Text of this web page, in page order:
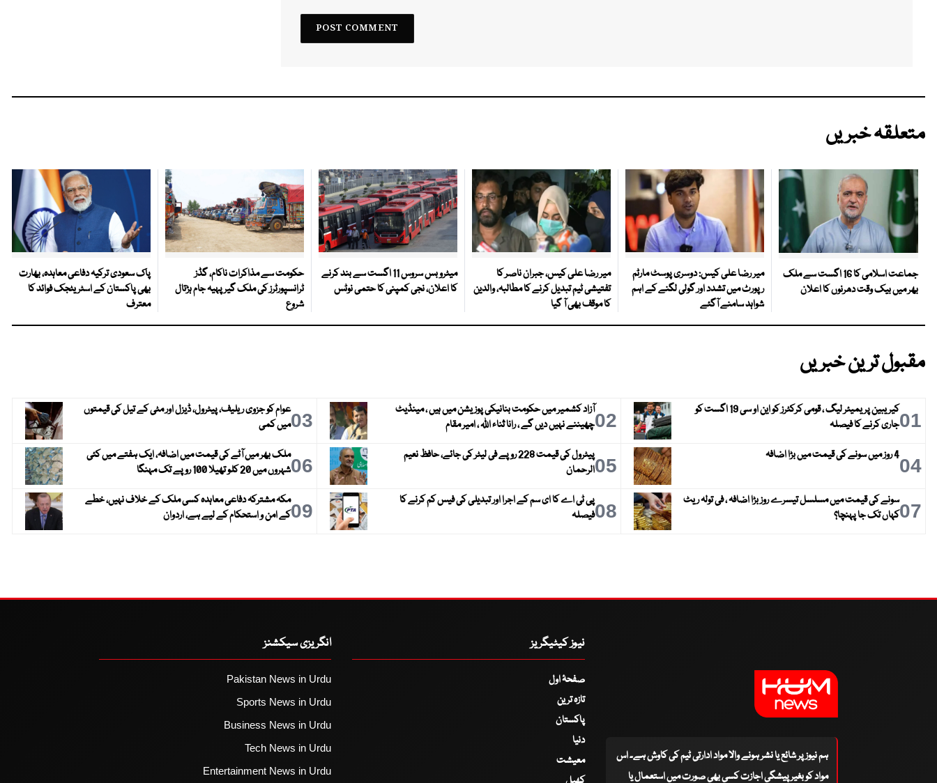
متعلقہ خبریں
جماعت اسلامی کا 16 اگست سے ملک
بھر میں بیک وقت دھرنوں کا اعلان
میر رضا علی کیس: دوسری پوسٹ مارٹم
رپورٹ میں تشدد اور گولی لگنے کے اہم
شواہد سامنے آگئے
میر رضا علی کیس، جبران ناصر کا
تفتیشی ٹیم تبدیل کرنے کا مطالبہ، والدین
کا موقف بھی آ گیا
میٹرو بس سروس 11 اگست سے بند کرنے
کا اعلان، نجی کمپنی کا حتمی نوٹس
حکومت سے مذاکرات ناکام، گڈز
ٹرانسپورٹرز کی ملک گیر پہیہ جام ہڑتال
شروع
پاک سعودی ترکیہ دفاعی معاہدہ، بھارت
بھی پاکستان کے اسٹریٹجک فوائد کا
معترف
مقبول ترین خبریں
01
کیریبین پریمیئر لیگ ، قومی کرکٹرز کو این او سی 19 اگست کو
جاری کرنے کا فیصلہ
02آزاد کشمیر میں حکومت بنانیکی پوزیشن میں ہیں ، مینڈیٹ
چھیننے نہیں دیں گے ، رانا ثناء اللہ ، امیر مقام
03عوام کو جزوی ریلیف، پیٹرول، ڈیزل اور مٹی کے تیل کی قیمتوں
میں کمی
044 روز میں سونے کی قیمت میں بڑا اضافہ 05
پیٹرول کی قیمت 228 روپے فی لیٹر کی جائے، حافظ نعیم
الرحمان
06ملک بھر میں آٹے کی قیمت میں اضافہ، ایک ہفتے میں کئی
شہروں میں 20 کلو تھیلا 100 روپے تک مہنگا
07سونے کی قیمت میں مسلسل تیسرے روز بڑا اضافہ ، فی تولہ ریٹ
کہاں تک جا پہنچا؟
08پی ٹی اے کا ای سم کے اجرا اور تبدیلی کی فیس کم کرنے کا
فیصلہ
09مکہ مشترکہ دفاعی معاہدہ کسی ملک کے خلاف نہیں، خطے
کے امن و استحکام کے لیے ہے، اردوان
ہم نیوز پر شائع یا نشر ہونے والا مواد ادارتی ٹیم کی کاوش ہے۔ اس
مواد کو بغیر پیشگی اجازت کسی بھی صورت میں استعمال یا
نیوز کیٹیگریز
صفحۂ اول
تازہ ترین
پاکستان
دنیا
معیشت
انگریزی سیکشنز
Pakistan News in Urdu
Sports News in Urdu
Business News in Urdu
Tech News in Urdu
Entertainment News in Urdu